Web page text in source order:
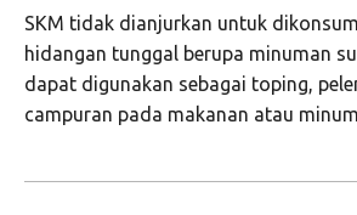
SKM tidak dianjurkan untuk
hidangan tunggal berupa minuman
dapat digunakan sebagai toping,
campuran pada makanan atau